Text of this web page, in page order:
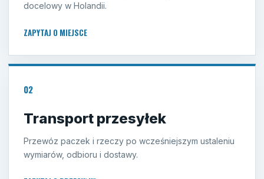
docelowy w Holandii.
ZAPYTAJ O MIEJSCE
02
Transport przesyłek
Przewóz paczek i rzeczy po wcześniejszym ustaleniu
wymiarów, odbioru i dostawy.